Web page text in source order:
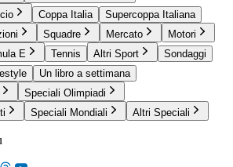
Coppa Italia
Supercoppa Italiana
Squadre Mercato
Motori
E Tennis Altri Sport
Sondaggi
Un libro a settimana
Speciali Olimpiadi
Speciali Mondiali Altri Speciali